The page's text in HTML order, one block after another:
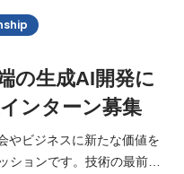
の生成AI開発に
ンターン募集
ョンです。技術の最前線